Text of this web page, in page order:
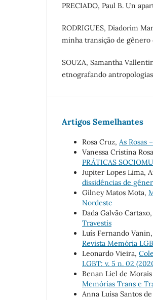
PRECIADO, Paul B. Un
RODRIGUES, Diadorim
minha transição de
SOUZA, Samantha
etnografando
Artigos Semelhantes
Rosa Cruz, As Rosas
Vanessa Cristina
PRÁTICAS
Jupiter Lopes Lima,
dissidências de
Gilney Matos Mota,
Nordeste
Dada Galvão Cartaxo,
Travestis
Luís Fernando
Revista Memória
Leonardo Vieira,
LGBT: v. 5 n. 02
Benan Liel de
Memórias Trans e
Anna Luísa Santos